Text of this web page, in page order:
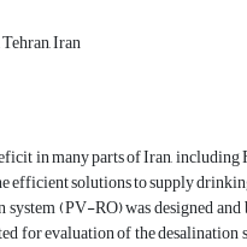
Iran
in many parts of Iran,
efficient solutions to supply
(PV-RO) was designed
for evaluation of the desalination